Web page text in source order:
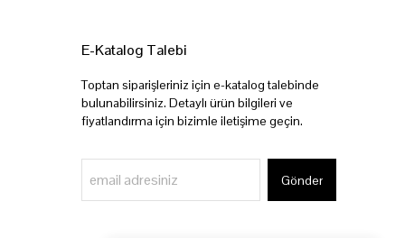
E-Katalog Talebi
Toptan siparişleriniz için e-katalog talebinde
bulunabilirsiniz. Detaylı ürün bilgileri ve
fiyatlandırma için bizimle iletişime geçin.
Gönder